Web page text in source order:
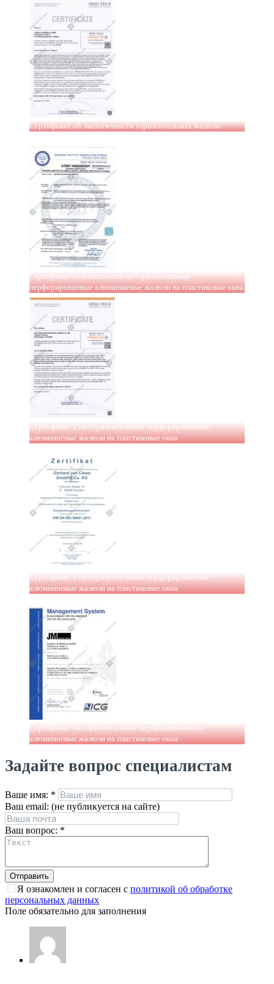
Сертификат об экологичности горизонтальных жалюзи
Сертификат безопастности на горизонтальные
перфорированные алюминиевые жалюзи на пластиковые окна
Сертификат 2 на горизонтальные перфорированные
алюминиевые жалюзи на пластиковые окна
Сертификат 3 на горизонтальные перфорированные
алюминиевые жалюзи на пластиковые окна
Сертификат на горизонтальные перфорированные
алюминиевые жалюзи на пластиковые окна
Задайте вопрос специалистам
Ваше имя: *
Ваш email: (не публикуется на сайте)
Ваш вопрос: *
Я ознакомлен и согласен с политикой об обработке
персональных данных
Поле обязательно для заполнения